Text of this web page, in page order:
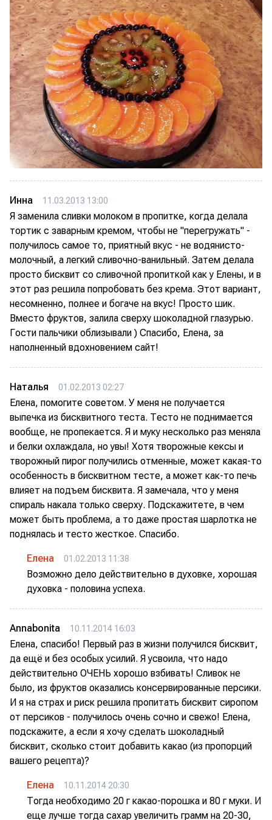
Инна 11.03.2013 13:00
Я заменила сливки молоком в пропитке, когда делала
тортик с заварным кремом, чтобы не "перегружать" -
получилось самое то, приятный вкус - не водянисто-
молочный, а легкий сливочно-ванильный. Затем делала
просто бисквит со сливочной пропиткой как у Елены, и в
этот раз решила попробовать без крема. Этот вариант,
несомненно, полнее и богаче на вкус! Просто шик.
Вместо фруктов, залила сверху шоколадной глазурью.
Гости пальчики облизывали ) Спасибо, Елена, за
наполненный вдохновением сайт!
Наталья 01.02.2013 02:27
Елена, помогите советом. У меня не получается
выпечка из бисквитного теста. Тесто не поднимается
вообще, не пропекается. Я и муку несколько раз меняла
и белки охлаждала, но увы! Хотя творожные кексы и
творожный пирог получились отменные, может какая-то
особенность в бисквитном тесте, а может как-то печь
влияет на подъем бисквита. Я замечала, что у меня
спираль накала только сверху. Подскажитете, в чем
может быть проблема, а то даже простая шарлотка не
поднялась и тесто жесткое. Спасибо.
Елена 01.02.2013 11:38
Возможно дело действительно в духовке, хорошая
духовка - половина успеха.
Annabonita 10.11.2014 16:03
Елена, спасибо! Первый раз в жизни получился бисквит,
да ещё и без особых усилий. Я усвоила, что надо
действительно ОЧЕНЬ хорошо взбивать! Сливок не
было, из фруктов оказались консервированные персики.
И я на страх и риск решила пропитать бисквит сиропом
от персиков - получилось очень сочно и свежо! Елена,
подскажите, а если я хочу сделать шоколадный
бисквит, сколько стоит добавить какао (из пропорций
вашего рецепта)?
Елена 10.11.2014 20:30
Тогда необходимо 20 г какао-порошка и 80 г муки. И
еще лучше тогда сахар увеличить грамм на 20-30,